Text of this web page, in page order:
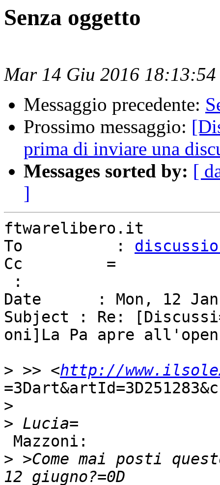
Senza oggetto
Mar 14 Giu 2016 18:13:54
Messaggio precedente:
Prossimo messaggio:
prima di inviare una
Messages sorted by: [
]
ftwarelibero.it
To          :
Cc         =
Date      : Mon, 12 Jan
Subject : Re:
oni]La Pa apre
> >> <http://
>
>
> >Come mai posti